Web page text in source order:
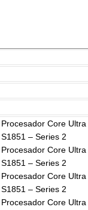
Procesador Core Ultra
S1851 – Series 2
Procesador Core Ultra
S1851 – Series 2
Procesador Core Ultra
S1851 – Series 2
Procesador Core Ultra